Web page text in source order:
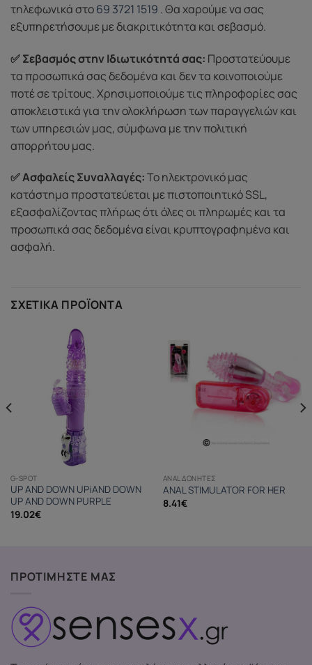
τηλεφωνικά στο69 3721 1519 . Θα χαρούμε να σας
εξυπηρετήσουμε με διακριτικότητα και σεβασμό.
✅ Σεβασμός στην Ιδιωτικότητά σας: Προστατεύουμε
τα προσωπικά σας δεδομένα και δεν τα κοινοποιούμε
ποτέ σε τρίτους. Χρησιμοποιούμε τις πληροφορίες σας
αποκλειστικά για την ολοκλήρωση των παραγγελιών και
των υπηρεσιών μας, σύμφωνα με την πολιτική
απορρήτου μας.
✅ Ασφαλείς Συναλλαγές:Το ηλεκτρονικό μας
κατάστημα προστατεύεται με πιστοποιητικό SSL,
εξασφαλίζοντας πλήρως ότι όλες οι πληρωμές και τα
προσωπικά σας δεδομένα είναι κρυπτογραφημένα και
ασφαλή.
ΣΧΕΤΙΚΆ ΠΡΟΪΌΝΤΑ
G-SPOT
UP AND DOWN UP¡AND DOWN
UP AND DOWN PURPLE
19.02€
ANAL ΔΟΝΗΤΈΣ
ANAL STIMULATOR FOR HER
8.41€
ΠΡΟΤΙΜΗΣΤΕ ΜΑΣ